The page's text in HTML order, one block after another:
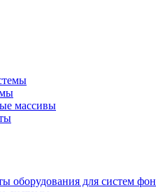
массивы
оборудования для систем